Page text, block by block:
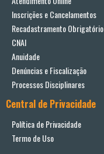
Inscrições e Cancelamentos
Recadastramento Obrigatório
CNAI
Anuidade
Denúncias e Fiscalização
Processos Disciplinares
Central de Privacidade
Política de Privacidade
Termo de Uso